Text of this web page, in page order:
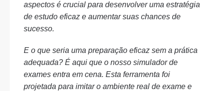
aspectos é crucial para desenvolver uma estratégia
de estudo eficaz e aumentar suas chances de
sucesso.
E o que seria uma preparação eficaz sem a prática
adequada? É aqui que o nosso simulador de
exames entra em cena. Esta ferramenta foi
projetada para imitar o ambiente real de exame e